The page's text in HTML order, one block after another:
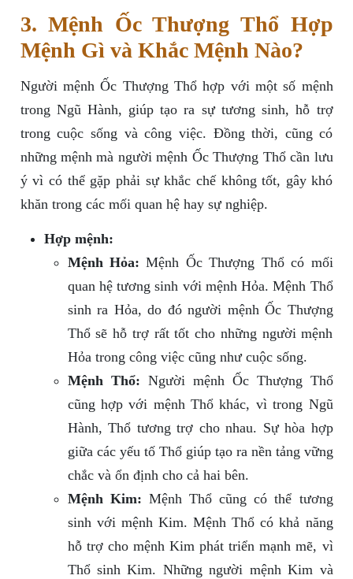
3. Mệnh Ốc Thượng Thổ Hợp
Mệnh Gì và Khắc Mệnh Nào?
Người mệnh Ốc Thượng Thổ hợp với một số mệnh
trong Ngũ Hành, giúp tạo ra sự tương sinh, hỗ trợ
trong cuộc sống và công việc. Đồng thời, cũng có
những mệnh mà người mệnh Ốc Thượng Thổ cần lưu
ý vì có thể gặp phải sự khắc chế không tốt, gây khó
khăn trong các mối quan hệ hay sự nghiệp.
Hợp mệnh:
Mệnh Hỏa: Mệnh Ốc Thượng Thổ có mối
quan hệ tương sinh với mệnh Hỏa. Mệnh Thổ
sinh ra Hỏa, do đó người mệnh Ốc Thượng
Thổ sẽ hỗ trợ rất tốt cho những người mệnh
Hỏa trong công việc cũng như cuộc sống.
Mệnh Thổ: Người mệnh Ốc Thượng Thổ
cũng hợp với mệnh Thổ khác, vì trong Ngũ
Hành, Thổ tương trợ cho nhau. Sự hòa hợp
giữa các yếu tố Thổ giúp tạo ra nền tảng vững
chắc và ổn định cho cả hai bên.
Mệnh Kim: Mệnh Thổ cũng có thể tương
sinh với mệnh Kim. Mệnh Thổ có khả năng
hỗ trợ cho mệnh Kim phát triển mạnh mẽ, vì
Thổ sinh Kim. Những người mệnh Kim và